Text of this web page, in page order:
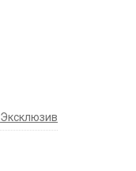
Эксклюзив